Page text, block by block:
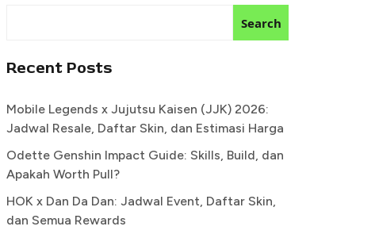
Search
Recent Posts
Mobile Legends x Jujutsu Kaisen (JJK) 2026:
Jadwal Resale, Daftar Skin, dan Estimasi Harga
Odette Genshin Impact Guide: Skills, Build, dan
Apakah Worth Pull?
HOK x Dan Da Dan: Jadwal Event, Daftar Skin,
dan Semua Rewards